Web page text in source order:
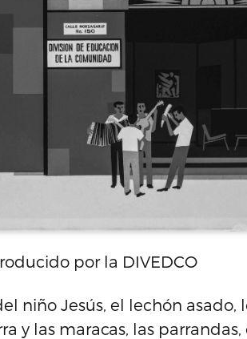
por la DIVEDCO
niño Jesús, el lechón
y las maracas, las